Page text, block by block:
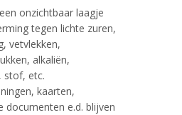
onzichtbaar laagje
tegen lichte zuren,
vetvlekken,
alkaliën,
stof, etc.
kaarten,
documenten e.d. blijven